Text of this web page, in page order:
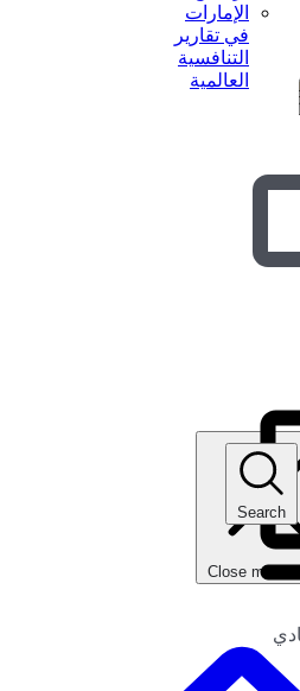
الإمارات
في تقارير
التنافسية
العالمية
Close main
Search